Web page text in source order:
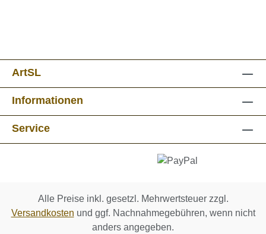
ArtSL
Informationen
Service
Alle Preise inkl. gesetzl. Mehrwertsteuer zzgl.
Versandkosten und ggf. Nachnahmegebühren, wenn nicht
anders angegeben.